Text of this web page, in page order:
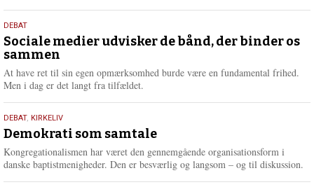
18.
maj
2026
DEBAT
Sociale medier udvisker de bånd, der binder os
sammen
At have ret til sin egen opmærksomhed burde være en fundamental frihed.
Men i dag er det langt fra tilfældet.
18.
maj
2026
DEBAT, KIRKELIV
Demokrati som samtale
Kongregationalismen har været den gennemgående organisationsform i
danske baptistmenigheder. Den er besværlig og langsom – og til diskussion.